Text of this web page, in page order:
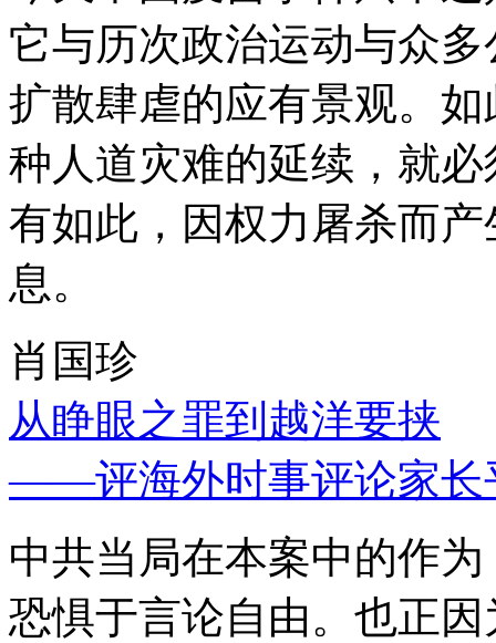
它与历次政治运动与众
扩散肆虐的应有景观。
种人道灾难的延续，就
有如此，因权力屠杀而
息。
肖国珍
从睁眼之罪到越洋要挟
——评海外时事评论家长
中共当局在本案中的作
恐惧于言论自由。也正